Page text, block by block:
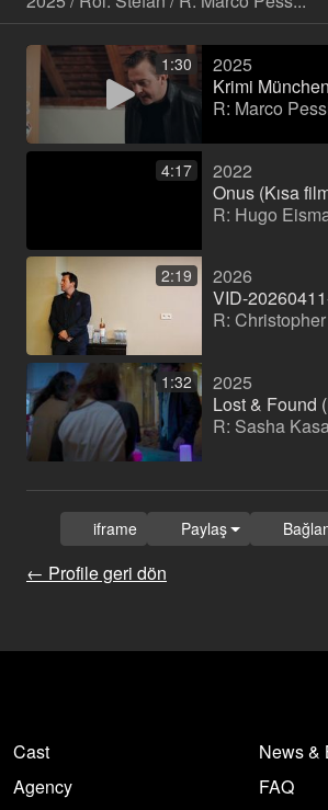
1:30
2025
Krimi
R: Marco
4:17
2022
Onus (Kısa
R: Hugo
2:19
2026
R:
1:32
2025
Lost & Found
R: Sasha
← Profile geri dön
iframe Paylaş
Cast
Agency
News &
FAQ